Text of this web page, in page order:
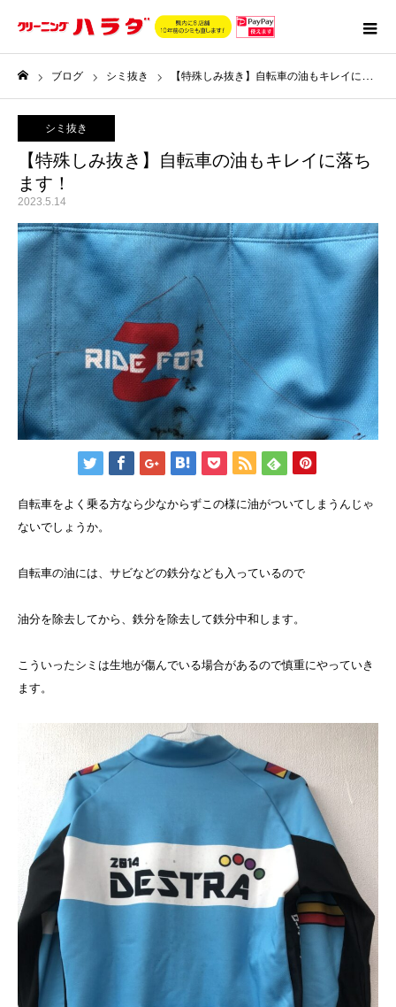
ブログ シミ抜き 【特殊しみ抜き】自転車の油もキレイに落ちます！
シミ抜き
【特殊しみ抜き】自転車の油もキレイに落ち
ます！
2023.5.14
自転車をよく乗る方なら少なからずこの様に油がついてしまうんじゃ
ないでしょうか。
自転車の油には、サビなどの鉄分なども入っているので
油分を除去してから、鉄分を除去して鉄分中和します。
こういったシミは生地が傷んでいる場合があるので慎重にやっていき
ます。